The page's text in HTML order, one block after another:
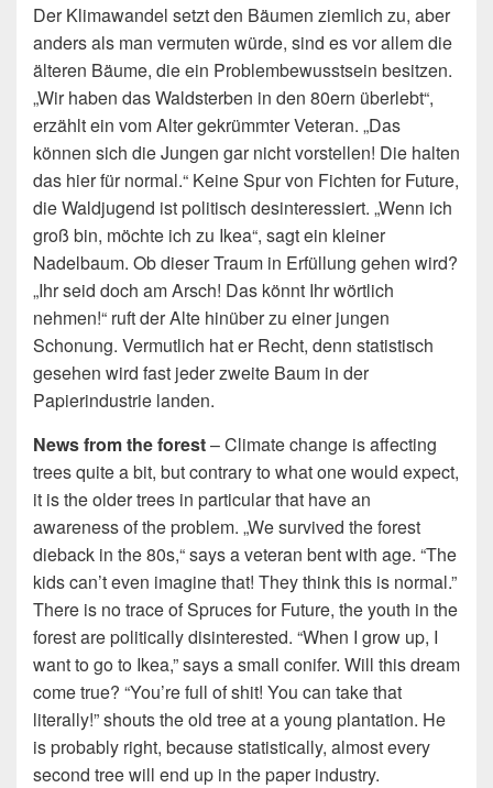
Der Klimawandel setzt den Bäumen ziemlich zu, aber
anders als man vermuten würde, sind es vor allem die
älteren Bäume, die ein Problembewusstsein besitzen.
„Wir haben das Waldsterben in den 80ern überlebt“,
erzählt ein vom Alter gekrümmter Veteran. „Das
können sich die Jungen gar nicht vorstellen! Die halten
das hier für normal.“ Keine Spur von Fichten for Future,
die Waldjugend ist politisch desinteressiert. „Wenn ich
groß bin, möchte ich zu Ikea“, sagt ein kleiner
Nadelbaum. Ob dieser Traum in Erfüllung gehen wird?
„Ihr seid doch am Arsch! Das könnt Ihr wörtlich
nehmen!“ ruft der Alte hinüber zu einer jungen
Schonung. Vermutlich hat er Recht, denn statistisch
gesehen wird fast jeder zweite Baum in der
Papierindustrie landen.
News from the forest– Climate change is affecting
trees quite a bit, but contrary to what one would expect,
it is the older trees in particular that have an
awareness of the problem. „We survived the forest
dieback in the 80s,“ says a veteran bent with age. “The
kids can’t even imagine that! They think this is normal.”
There is no trace of Spruces for Future, the youth in the
forest are politically disinterested. “When I grow up, I
want to go to Ikea,” says a small conifer. Will this dream
come true? “You’re full of shit! You can take that
literally!” shouts the old tree at a young plantation. He
is probably right, because statistically, almost every
second tree will end up in the paper industry.